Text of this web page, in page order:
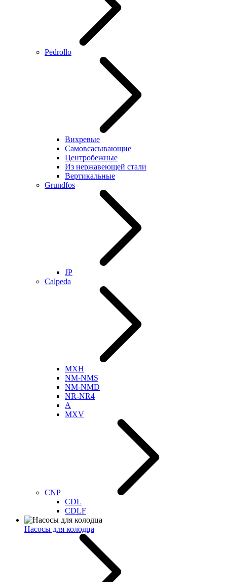
Pedrollo
Вихревые
Самовсасывающие
Центробежные
Из нержавеющей стали
Вертикальные
Grundfos
JP
Calpeda
MXH
NM-NMS
NM-NMD
NR-NR4
A
MXV
CNP
CDL
CDLF
Насосы для колодца